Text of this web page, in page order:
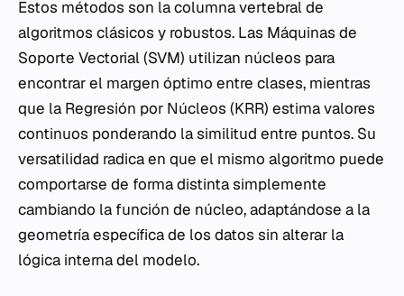
Estos métodos son la columna vertebral de
algoritmos clásicos y robustos. Las Máquinas de
Soporte Vectorial (SVM) utilizan núcleos para
encontrar el margen óptimo entre clases, mientras
que la Regresión por Núcleos (KRR) estima valores
continuos ponderando la similitud entre puntos. Su
versatilidad radica en que el mismo algoritmo puede
comportarse de forma distinta simplemente
cambiando la función de núcleo, adaptándose a la
geometría específica de los datos sin alterar la
lógica interna del modelo.